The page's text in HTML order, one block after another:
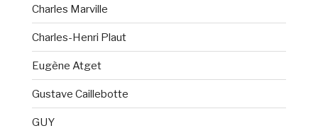
Charles Marville
Charles-Henri Plaut
Eugène Atget
Gustave Caillebotte
GUY